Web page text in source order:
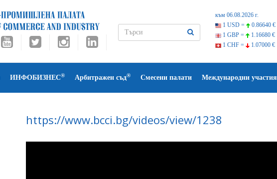
към 06.08.2026 г.
1 USD =
0.86640 €
1 GBP =
1.16680 €
1 CHF =
1.07000 €
ИНФОБИЗНЕС® Арбитражен съд® Смесени палати Международни участия
https://www.bcci.bg/videos/view/1238